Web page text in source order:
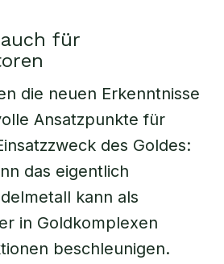
für
die neuen Erkenntnisse
Ansatzpunkte für
des Goldes:
das eigentlich
kann als
in Goldkomplexen
beschleunigen.